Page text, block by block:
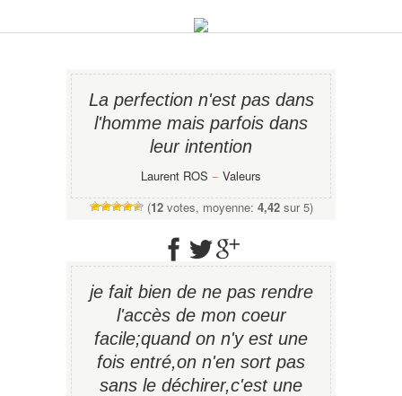
La perfection n'est pas dans
l'homme mais parfois dans
leur intention
Laurent ROS − Valeurs
(12votes, moyenne: 4,42sur 5)
je fait bien de ne pas rendre
l'accès de mon coeur
facile;quand on n'y est une
fois entré,on n'en sort pas
sans le déchirer,c'est une